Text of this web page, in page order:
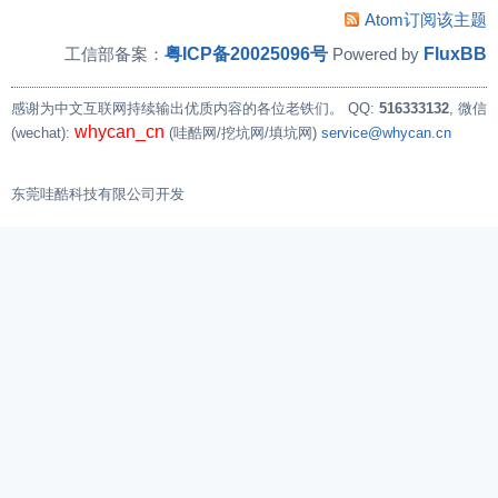
Atom订阅该主题
工信部备案： 粤ICP备20025096号 Powered by FluxBB
感谢为中文互联网持续输出优质内容的各位老铁们。 QQ: 516333132, 微信
(wechat): whycan_cn (哇酷网/挖坑网/填坑网) service@whycan.cn
东莞哇酷科技有限公司开发